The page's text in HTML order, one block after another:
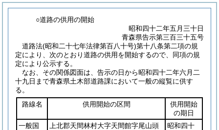
○道路の供用の開始
昭和四十二年五月三十日
青森県告示第三百三十五号
道路法(昭和二十七年法律第百八十号)第十八条第二項の規
定により、次のとおり道路の供用を開始するので、同項の規
定により公示する。
なお、その関係図面は、告示の日から昭和四十二年六月二
十九日まで青森県土木部道路課において一般の縦覧に供す
る。
路線名
供用開始の区間
供用開始
の期日
一般国
上北郡天間林村大字天間館字尾山頭
昭和四十